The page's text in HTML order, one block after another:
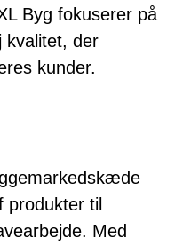
Byg fokuserer på
kvalitet, der
kunder.
produkter til
Med